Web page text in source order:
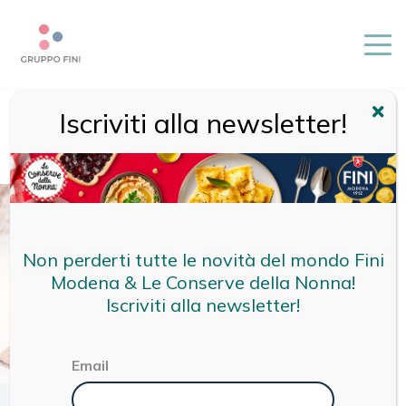
RICETTE/RICETTE FINI /TORTELLINI PROSCIUTTO
CRUDO E PARMIGIANO REGGIANO CON PESTO DI RUCOLA E
Iscriviti alla newsletter!
Non perderti tutte le novità del mondo Fini
Modena & Le Conserve della Nonna!
Iscriviti alla newsletter!
Email